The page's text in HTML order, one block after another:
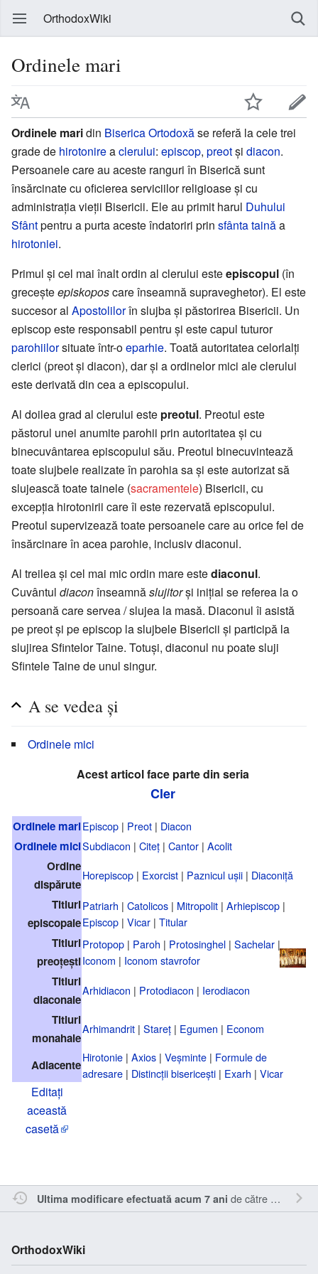
OrthodoxWiki
Ordinele mari
Ordinele maridin Biserica Ortodoxăse referă la cele trei
grade de hirotonireaclerului: episcop, preotși diacon.
Persoanele care au aceste ranguri în Biserică sunt
însărcinate cu oficierea serviciilor religioase și cu
administrația vieții Bisericii. Ele au primit harul Duhului
Sfântpentru a purta aceste îndatoriri prin sfânta tainăa
hirotoniei.
Primul și cel mai înalt ordin al clerului esteepiscopul (în
greceșteepiskoposcare înseamnă supraveghetor). El este
succesor al Apostolilorîn slujba și păstorirea Bisericii. Un
episcop este responsabil pentru și este capul tuturor
parohiilorsituate într-oeparhie. Toată autoritatea celorlalți
clerici (preot și diacon), dar și a ordinelor mici ale clerului
este derivată din cea a episcopului.
Al doilea grad al clerului este preotul. Preotul este
păstorul unei anumite parohii prin autoritatea și cu
binecuvântarea episcopului său. Preotul binecuvintează
toate slujbele realizate în parohia sa și este autorizat să
slujească toate tainele (sacramentele) Bisericii, cu
excepția hirotonirii care îi este rezervată episcopului.
Preotul supervizează toate persoanele care au orice fel de
însărcinare în acea parohie, inclusiv diaconul.
Al treilea și cel mai mic ordin mare estediaconul.
Cuvântul diaconînseamnăslujitorși inițial se referea la o
persoană care servea / slujea la masă. Diaconul îi asistă
pe preot și pe episcop la slujbele Bisericii și participă la
slujirea Sfintelor Taine. Totuși, diaconul nu poate sluji
Sfintele Taine de unul singur.
A se vedea și
Ordinele mici
Acest articol face parte din seria
Cler
Ordinele mariEpiscop | Preot | Diacon
Ordinele miciSubdiacon | Citeț | Cantor | Acolit
Ordine
dispărute
Horepiscop | Exorcist | Paznicul ușii | Diaconiță
Titluri
episcopale
Patriarh | Catolicos | Mitropolit | Arhiepiscop |
Episcop | Vicar | Titular
Titluri
preoțești
Protopop | Paroh | Protosinghel | Sachelar |
Iconom | Iconom stavrofor
Titluri
diaconale
Arhidiacon | Protodiacon | Ierodiacon
Titluri
monahale
Arhimandrit | Stareț | Egumen | Econom
Adiacente
Hirotonie | Axios | Veșminte | Formule de
adresare | Distincții bisericești | Exarh | Vicar
Editați
această
casetă
Ultima modificare efectuată acum 7 ani de către Sîmbotin
OrthodoxWiki